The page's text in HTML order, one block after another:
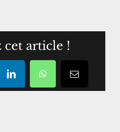
cet article !
LinkedInWhatsAppCourriel
/